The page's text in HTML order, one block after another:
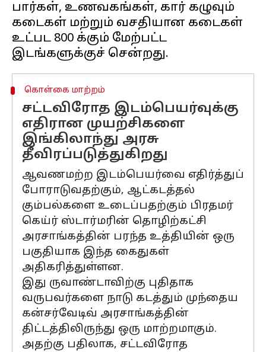
பார்கள், உணவகங்கள், கார் கழுவும்
கடைகள் மற்றும் வசதியான கடைகள்
உட்பட 800 க்கும் மேற்பட்ட
கொள்கை மாற்றம்
சட்டவிரோத இடம்பெயர்வுக்கு
எதிரான முயற்சிகளை
இங்கிலாந்து அரசு
தீவிரப்படுத்துகிறது
ஆவணமற்ற இடம்பெயர்வை எதிர்த்துப்
போராடுவதற்கும், ஆட்கடத்தல்
கும்பல்களை உடைப்பதற்கும் பிரதமர்
கெய்ர் ஸ்டார்மரின் தொழிற்கட்சி
அரசாங்கத்தின் பரந்த உத்தியின் ஒரு
பகுதியாக இந்த கைதுகள்
அதிகரித்துள்ளன.
இது ருவாண்டாவிற்கு புதிதாக
வருபவர்களை நாடு கடத்தும் முந்தைய
கன்சர்வேடிவ் அரசாங்கத்தின்
திட்டத்திலிருந்து ஒரு மாற்றமாகும்.
அதற்கு பதிலாக, சட்டவிரோத